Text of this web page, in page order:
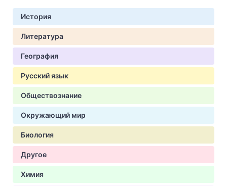
История
Литература
География
Русский язык
Обществознание
Окружающий мир
Биология
Другое
Химия